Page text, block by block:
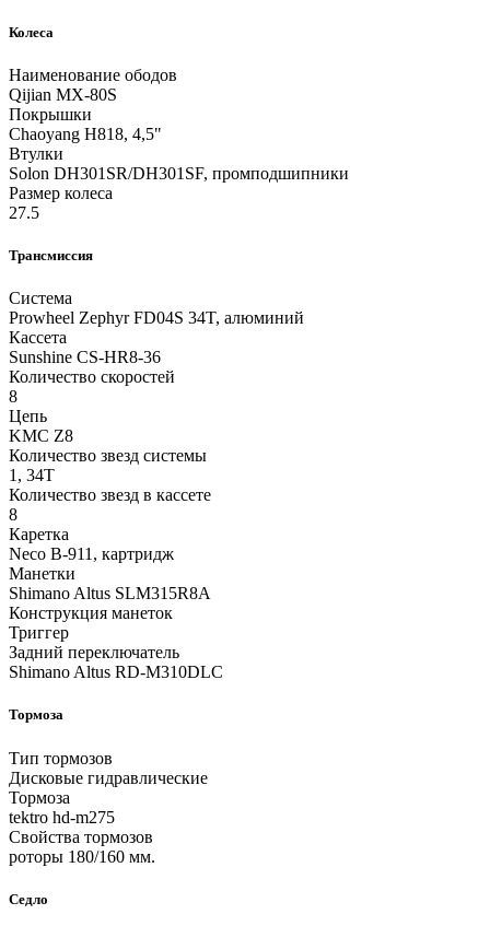
Колеса
Наименование ободов
Qijian MX-80S
Покрышки
Chaoyang H818, 4,5"
Втулки
Solon DH301SR/DH301SF, промподшипники
Размер колеса
27.5
Трансмиссия
Система
Prowheel Zephyr FD04S 34T, алюминий
Кассета
Sunshine CS-HR8-36
Количество скоростей
8
Цепь
KMC Z8
Количество звезд системы
1, 34T
Количество звезд в кассете
8
Каретка
Neco B-911, картридж
Манетки
Shimano Altus SLM315R8A
Конструкция манеток
Триггер
Задний переключатель
Shimano Altus RD-M310DLC
Тормоза
Тип тормозов
Дисковые гидравлические
Тормоза
tektro hd-m275
Свойства тормозов
роторы 180/160 мм.
Седло